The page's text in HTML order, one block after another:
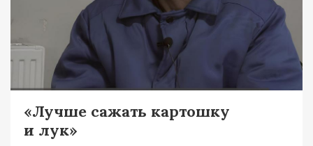
«Лучше сажать картошку
и лук»